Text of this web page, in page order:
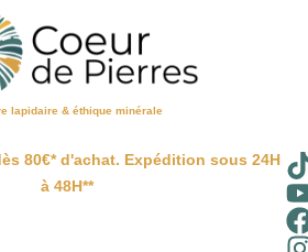
lapidaire & éthique minérale
80€* d'achat. Expédition sous 24H
à 48H**